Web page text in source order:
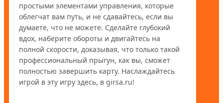
простыми элементами управления, которые
облегчат вам путь, и не сдавайтесь, если вы
думаете, что не можете. Сделайте глубокий
вдох, наберите обороты и двигайтесь на
полной скорости, доказывая, что только такой
профессиональный прыгун, как вы, сможет
полностью завершить карту. Наслаждайтесь